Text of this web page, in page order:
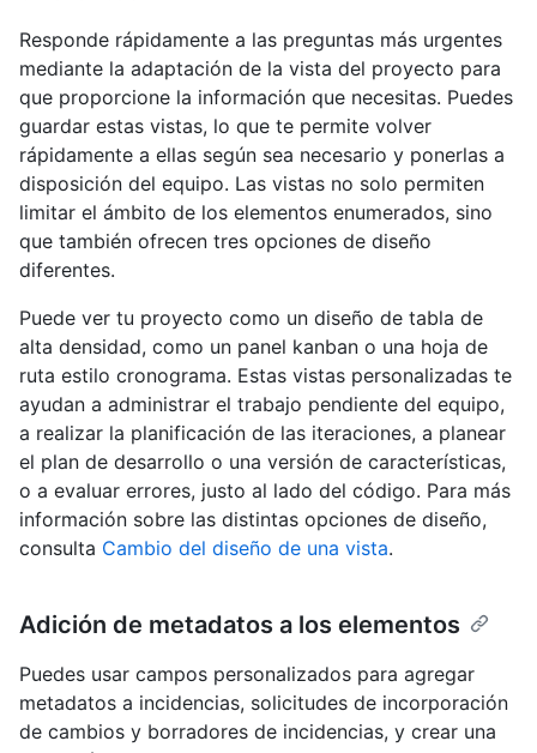
Responde rápidamente a las preguntas más urgentes
mediante la adaptación de la vista del proyecto para
que proporcione la información que necesitas. Puedes
guardar estas vistas, lo que te permite volver
rápidamente a ellas según sea necesario y ponerlas a
disposición del equipo. Las vistas no solo permiten
limitar el ámbito de los elementos enumerados, sino
que también ofrecen tres opciones de diseño
diferentes.
Puede ver tu proyecto como un diseño de tabla de
alta densidad, como un panel kanban o una hoja de
ruta estilo cronograma. Estas vistas personalizadas te
ayudan a administrar el trabajo pendiente del equipo,
a realizar la planificación de las iteraciones, a planear
el plan de desarrollo o una versión de características,
o a evaluar errores, justo al lado del código. Para más
información sobre las distintas opciones de diseño,
consulta Cambio del diseño de una vista.
Adición de metadatos a los elementos
Puedes usar campos personalizados para agregar
metadatos a incidencias, solicitudes de incorporación
de cambios y borradores de incidencias, y crear una